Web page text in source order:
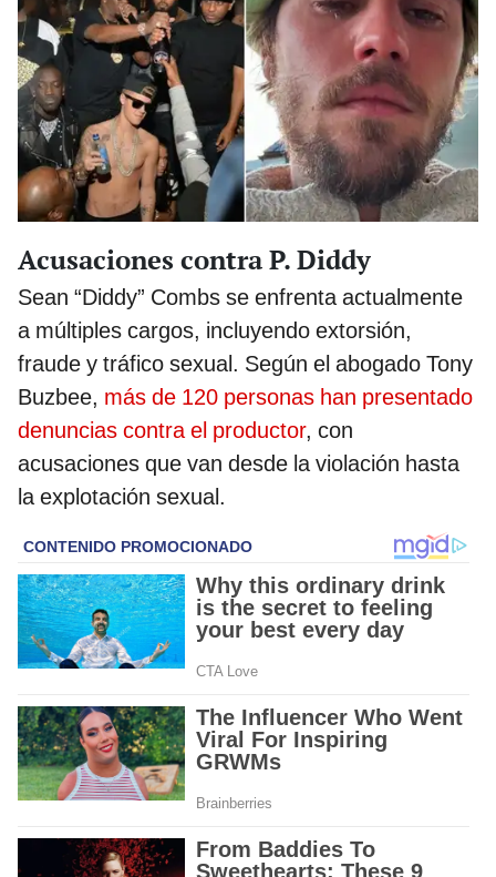
Acusaciones contra P. Diddy
Sean “Diddy” Combs se enfrenta actualmente
a múltiples cargos, incluyendo extorsión,
fraude y tráfico sexual. Según el abogado Tony
Buzbee, más de 120 personas han presentado
denuncias contra el productor, con
acusaciones que van desde la violación hasta
la explotación sexual.